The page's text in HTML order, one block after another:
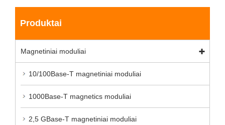
Produktai
Magnetiniai moduliai
10/100Base-T magnetiniai moduliai
1000Base-T magnetics moduliai
2,5 GBase-T magnetiniai moduliai